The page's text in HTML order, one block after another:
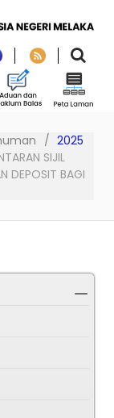
2025
SIJIL
DEPOSIT BAGI